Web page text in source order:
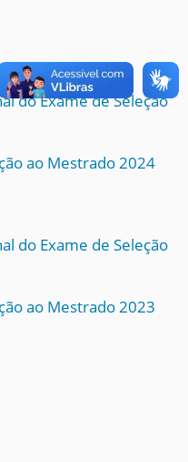
do Exame de Seleção
ao Mestrado 2024
do Exame de Seleção
ao Mestrado 2023